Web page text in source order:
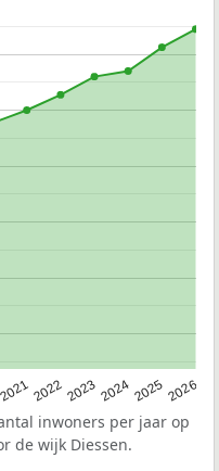
202120222023202420252026
inwoners per jaar op
de wijk Diessen.